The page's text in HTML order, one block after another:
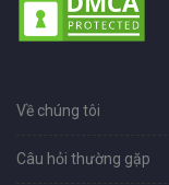
Về chúng tôi
Câu hỏi thường gặp